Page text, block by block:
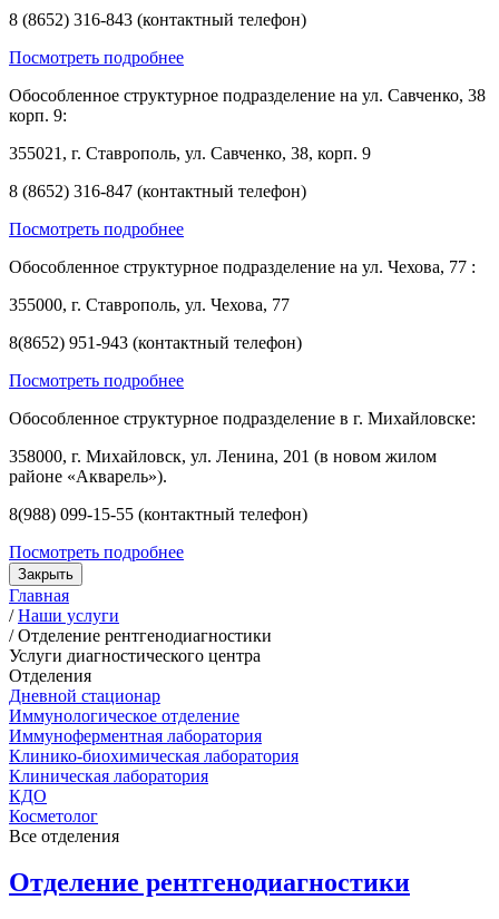
8 (8652) 316-843 (контактный телефон)
Посмотреть подробнее
Обособленное структурное подразделение на ул. Савченко, 38
корп. 9:
355021, г. Ставрополь, ул. Савченко, 38, корп. 9
8 (8652) 316-847 (контактный телефон)
Посмотреть подробнее
Обособленное структурное подразделение на ул. Чехова, 77 :
355000, г. Ставрополь, ул. Чехова, 77
8(8652) 951-943 (контактный телефон)
Посмотреть подробнее
Обособленное структурное подразделение в г. Михайловске:
358000, г. Михайловск, ул. Ленина, 201 (в новом жилом
районе «Акварель»).
8(988) 099-15-55 (контактный телефон)
Посмотреть подробнее
Закрыть
Главная
/ Наши услуги
/ Отделение рентгенодиагностики
Услуги диагностического центра
Отделения
Дневной стационар
Иммунологическое отделение
Иммуноферментная лаборатория
Клинико-биохимическая лаборатория
Клиническая лаборатория
КДО
Косметолог
Все отделения
Отделение рентгенодиагностики